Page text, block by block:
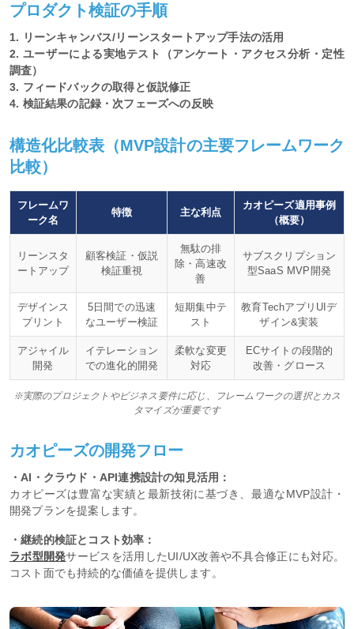
プロダクト検証の手順
1. リーンキャンバス/リーンスタートアップ手法の活用
2. ユーザーによる実地テスト（アンケート・アクセス分析・定性
調査）
3. フィードバックの取得と仮説修正
4. 検証結果の記録・次フェーズへの反映
構造化比較表（MVP設計の主要フレームワーク
比較）
フレームワ
ーク名
特徴 主な利点
カオピーズ適用事例
（概要）
リーンスタ
ートアップ
顧客検証・仮説
検証重視
無駄の排
除・高速改
善
サブスクリプション
型SaaS MVP開発
デザインス
プリント
5日間での迅速
なユーザー検証
短期集中テ
スト
教育TechアプリUIデ
ザイン&実装
アジャイル
開発
イテレーション
での進化的開発
柔軟な変更
対応
ECサイトの段階的
改善・グロース
※実際のプロジェクトやビジネス要件に応じ、フレームワークの選択とカス
タマイズが重要です
カオピーズの開発フロー
・AI・クラウド・API連携設計の知見活用：
カオピーズは豊富な実績と最新技術に基づき、最適なMVP設計・
開発プランを提案します。
・継続的検証とコスト効率：
ラボ型開発サービスを活用したUI/UX改善や不具合修正にも対応。
コスト面でも持続的な価値を提供します。